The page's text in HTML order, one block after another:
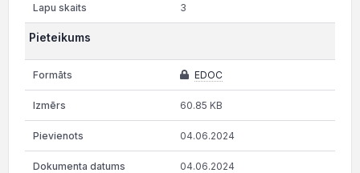
3
Pieteikums
EDOC
60.85 KB
04.06.2024
04.06.2024